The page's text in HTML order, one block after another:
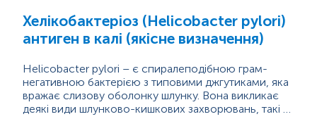
Хелікобактеріоз (Helicobacter pylori)
антиген в калі (якісне визначення)
Helicobacter pylori – є спиралеподібною грам-
негативною бактерією з типовими джгутиками, яка
вражає слизову оболонку шлунку. Вона викликає
деякі види шлунково-кишкових захворювань, такі як